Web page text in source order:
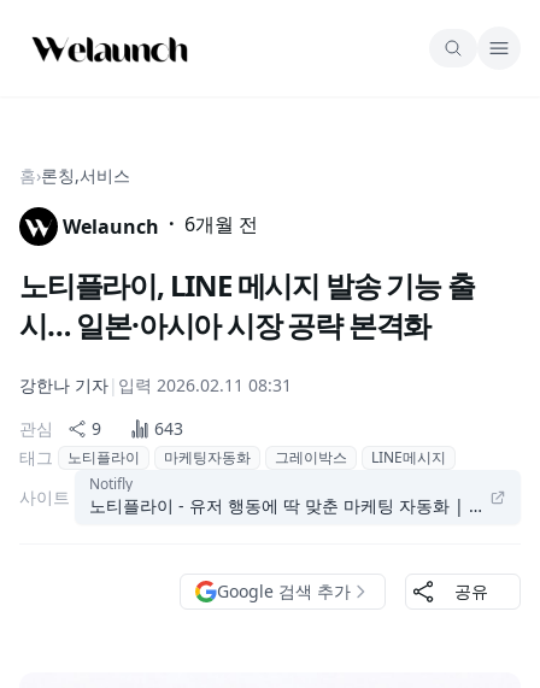
홈›론칭,서비스
Welaunch · 6개월 전
노티플라이, LINE 메시지 발송 기능 출
시… 일본·아시아 시장 공략 본격화
강한나 기자| 입력 2026.02.11 08:31
관심
9
643
태그
노티플라이 마케팅자동화 그레이박스 LINE메시지
사이트
Notifly
노티플라이 - 유저 행동에 딱 맞춘 마케팅 자동화 | Notifly
Google 검색 추가 공유